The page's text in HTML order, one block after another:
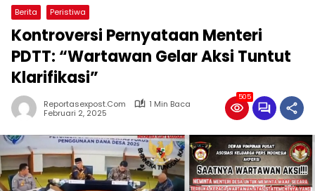
Berita Peristiwa
Kontroversi Pernyataan Menteri
PDTT: “Wartawan Gelar Aksi Tuntut
Klarifikasi”
Reportasexpost.com
1 Min Baca
Februari 2, 2025
505